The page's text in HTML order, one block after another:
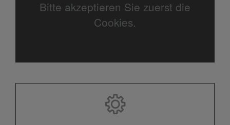
Bitte akzeptieren Sie zuerst die
Cookies.